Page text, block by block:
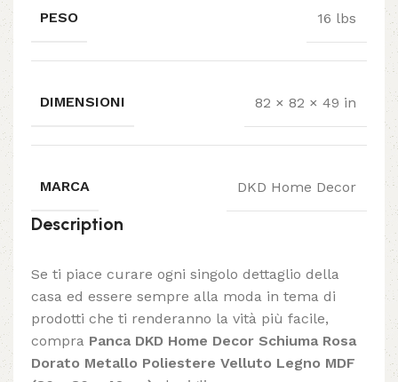
PESO 16 lbs
DIMENSIONI 82 × 82 × 49 in
MARCA DKD Home Decor
Description
Se ti piace curare ogni singolo dettaglio della
casa ed essere sempre alla moda in tema di
prodotti che ti renderanno la vità più facile,
compra Panca DKD Home Decor Schiuma Rosa
Dorato Metallo Poliestere Velluto Legno MDF